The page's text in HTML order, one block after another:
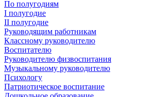
По полугодиям
I полугодие
II полугодие
Руководящим работникам
Классному руководителю
Воспитателю
Руководителю физвоспитания
Музыкальному руководителю
Психологу
Патриотическое воспитание